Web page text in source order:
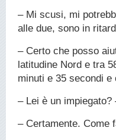
– Mi scusi, mi
alle due, sono in
– Certo che posso
latitudine Nord e tra
minuti e 35 secondi
– Lei è un impiegato?
– Certamente. Come